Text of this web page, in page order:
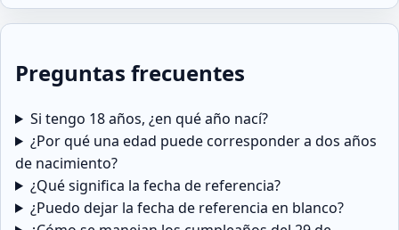
Preguntas frecuentes
Si tengo 18 años, ¿en qué año nací?
¿Por qué una edad puede corresponder a dos años
de nacimiento?
¿Qué significa la fecha de referencia?
¿Puedo dejar la fecha de referencia en blanco?